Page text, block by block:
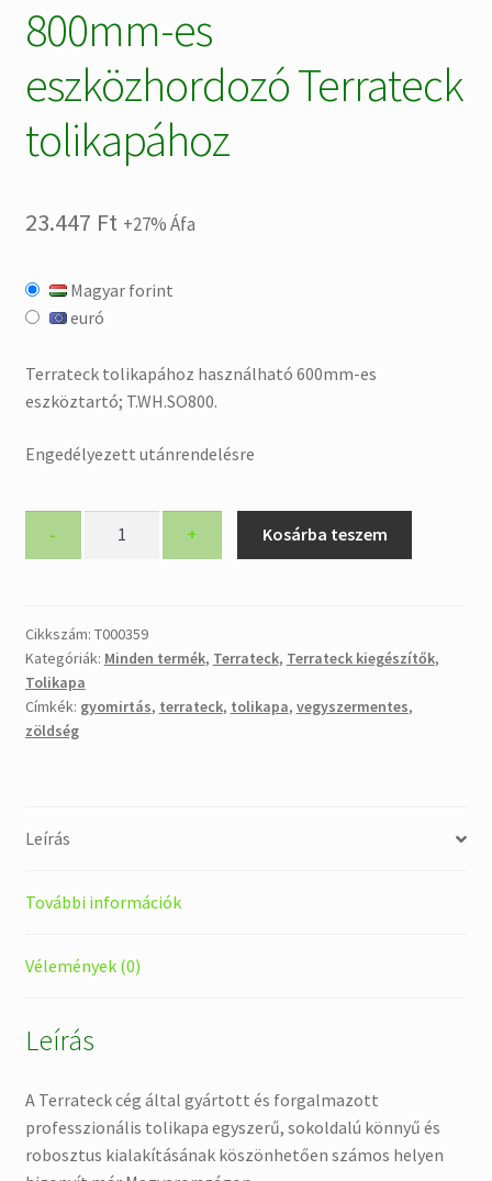
800mm-es
eszközhordozó Terrateck
tolikapához
23.447 Ft +27% Áfa
Magyar forint
euró
Terrateck tolikapához használható 600mm-es
eszköztartó; T.WH.SO800.
Engedélyezett utánrendelésre
-
tolikapához
mennyiség
+ Kosárba teszem
Cikkszám: T000359
Kategóriák: Minden termék, Terrateck, Terrateck kiegészítők,
Tolikapa
Címkék: gyomirtás, terrateck, tolikapa, vegyszermentes,
zöldség
Leírás
További információk
Vélemények (0)
Leírás
A Terrateck cég által gyártott és forgalmazott
professzionális tolikapa egyszerű, sokoldalú könnyű és
robosztus kialakításának köszönhetően számos helyen